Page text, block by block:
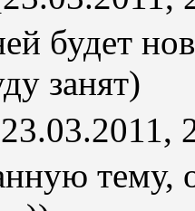
будет
занят)
тему,